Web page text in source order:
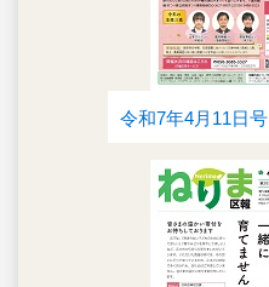
令和7年4月11日号